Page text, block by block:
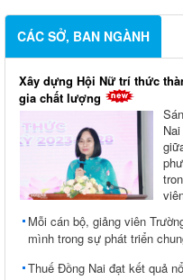
CÁC SỞ, BAN NGÀNH
Xây dựng Hội Nữ trí thức
gia chất lượng
Mỗi cán bộ, giảng viên
mình trong sự phát triển
Thuế Đồng Nai đạt kết quả